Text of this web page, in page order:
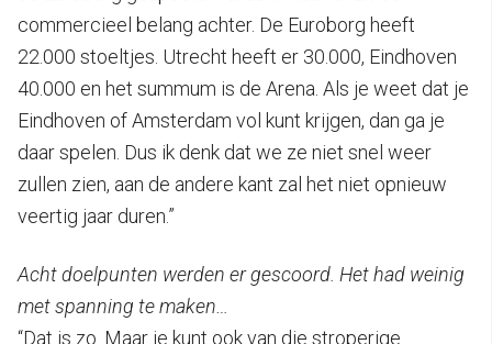
commercieel belang achter. De Euroborg heeft
22.000 stoeltjes. Utrecht heeft er 30.000, Eindhoven
40.000 en het summum is de Arena. Als je weet dat je
Eindhoven of Amsterdam vol kunt krijgen, dan ga je
daar spelen. Dus ik denk dat we ze niet snel weer
zullen zien, aan de andere kant zal het niet opnieuw
veertig jaar duren.”
Acht doelpunten werden er gescoord. Het had weinig
met spanning te maken…
“Dat is zo. Maar je kunt ook van die stroperige